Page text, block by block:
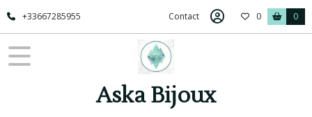
+33667285955 Contact 0 0
Aska Bijoux